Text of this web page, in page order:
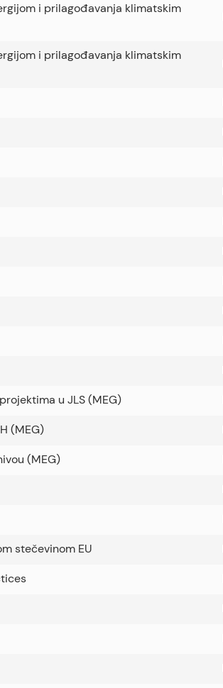
i prilagođavanja klimatskim
i prilagođavanja klimatskim
u JLS (MEG)
(MEG)
(MEG)
stečevinom EU